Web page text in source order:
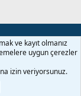
Yardım
ve kayıt olmanız
uygun çerezler
izin veriyorsunuz.